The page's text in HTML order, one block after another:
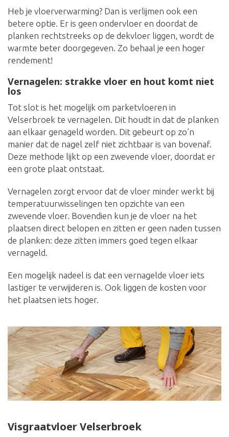
Heb je vloerverwarming? Dan is verlijmen ook een
betere optie. Er is geen ondervloer en doordat de
planken rechtstreeks op de dekvloer liggen, wordt de
warmte beter doorgegeven. Zo behaal je een hoger
rendement!
Vernagelen: strakke vloer en hout komt niet
los
Tot slot is het mogelijk om parketvloeren in
Velserbroek te vernagelen. Dit houdt in dat de planken
aan elkaar genageld worden. Dit gebeurt op zo’n
manier dat de nagel zelf niet zichtbaar is van bovenaf.
Deze methode lijkt op een zwevende vloer, doordat er
een grote plaat ontstaat.
Vernagelen zorgt ervoor dat de vloer minder werkt bij
temperatuurwisselingen ten opzichte van een
zwevende vloer. Bovendien kun je de vloer na het
plaatsen direct belopen en zitten er geen naden tussen
de planken: deze zitten immers goed tegen elkaar
vernageld.
Een mogelijk nadeel is dat een vernagelde vloer iets
lastiger te verwijderen is. Ook liggen de kosten voor
het plaatsen iets hoger.
Visgraatvloer Velserbroek